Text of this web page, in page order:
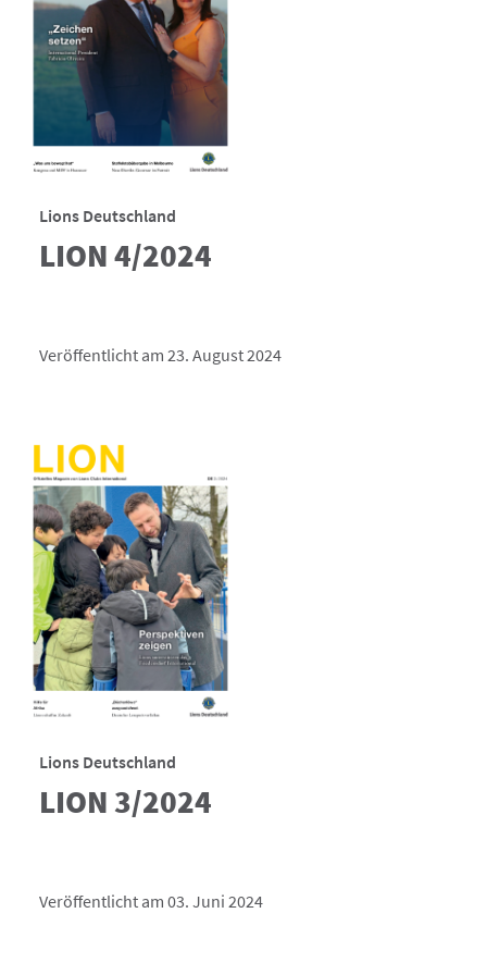
Lions Deutschland
LION 4/2024
Veröffentlicht am 23. August 2024
Lions Deutschland
LION 3/2024
Veröffentlicht am 03. Juni 2024